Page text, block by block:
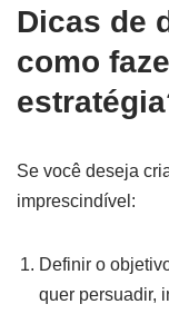
Dicas de
como
Se você deseja
imprescindível:
Definir o
quer persuadir,